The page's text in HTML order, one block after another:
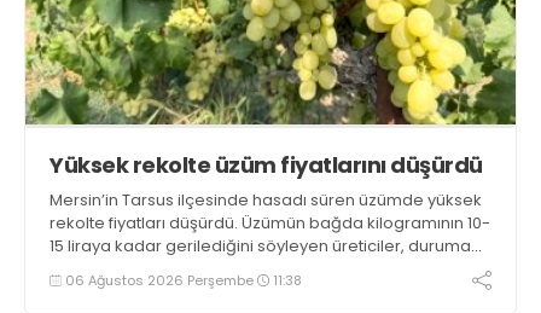
Yüksek rekolte üzüm fiyatlarını düşürdü
Mersin’in Tarsus ilçesinde hasadı süren üzümde yüksek
rekolte fiyatları düşürdü. Üzümün bağda kilogramının 10-
15 liraya kadar gerilediğini söyleyen üreticiler, duruma
tepki gösterdi
06 Ağustos 2026 Perşembe 11:38